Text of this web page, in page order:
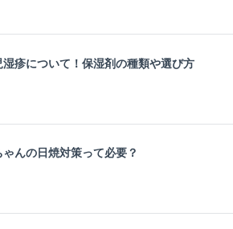
湿疹について！保湿剤の種類や選び方
ゃんの日焼対策って必要？